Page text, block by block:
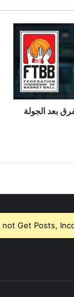
بعد الجولة
not Get Posts,